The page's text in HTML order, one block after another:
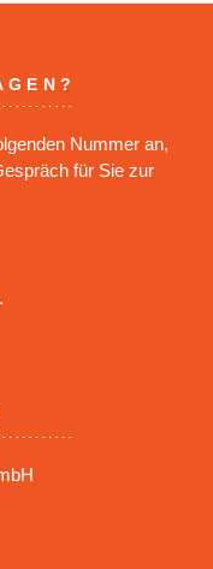
Nummer an,
für Sie zur
.